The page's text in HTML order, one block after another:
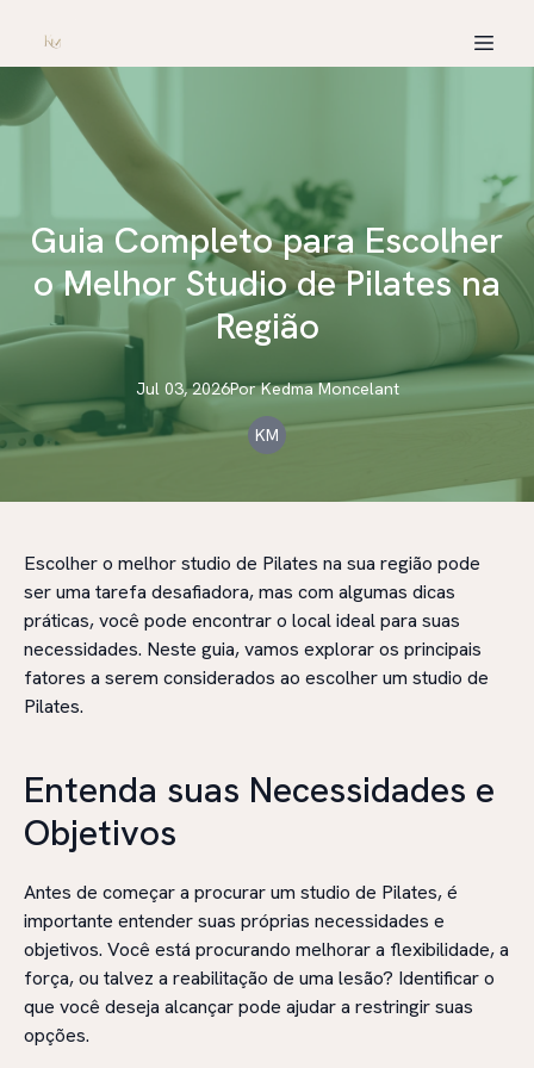
Guia Completo para Escolher
o Melhor Studio de Pilates na
Região
Jul 03, 2026Por Kedma Moncelant
KM
Escolher o melhor studio de Pilates na sua região pode
ser uma tarefa desafiadora, mas com algumas dicas
práticas, você pode encontrar o local ideal para suas
necessidades. Neste guia, vamos explorar os principais
fatores a serem considerados ao escolher um studio de
Pilates.
Entenda suas Necessidades e
Objetivos
Antes de começar a procurar um studio de Pilates, é
importante entender suas próprias necessidades e
objetivos. Você está procurando melhorar a flexibilidade, a
força, ou talvez a reabilitação de uma lesão? Identificar o
que você deseja alcançar pode ajudar a restringir suas
opções.